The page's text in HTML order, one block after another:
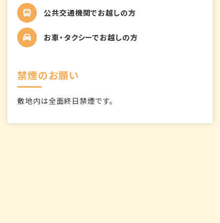
公共交通機関でお越しの方
お車・タクシーでお越しの方
禁煙のお願い
敷地内は全面終日禁煙です。